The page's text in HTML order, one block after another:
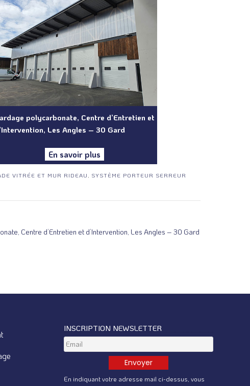
polycarbonate, Centre d’Entretien et
Les Angles – 30 Gard
En savoir plus
VITRÉE ET MUR RIDEAU SYSTÈME PORTEUR SERREUR
Centre d’Entretien et d’Intervention, Les Angles – 30 Gard
INSCRIPTION NEWSLETTER
En indiquant votre adresse mail ci-dessus, vous